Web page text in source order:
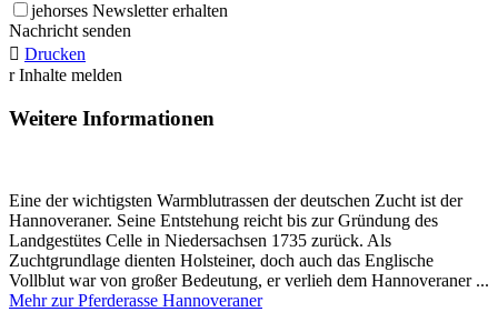
jehorses Newsletter erhalten
Nachricht senden
 Drucken
r Inhalte melden
Weitere Informationen
Eine der wichtigsten Warmblutrassen der deutschen Zucht ist der
Hannoveraner. Seine Entstehung reicht bis zur Gründung des
Landgestütes Celle in Niedersachsen 1735 zurück. Als
Zuchtgrundlage dienten Holsteiner, doch auch das Englische
Vollblut war von großer Bedeutung, er verlieh dem Hannoveraner ...
Mehr zur Pferderasse Hannoveraner